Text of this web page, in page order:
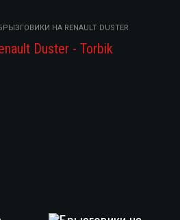
НА RENAULT DUSTER